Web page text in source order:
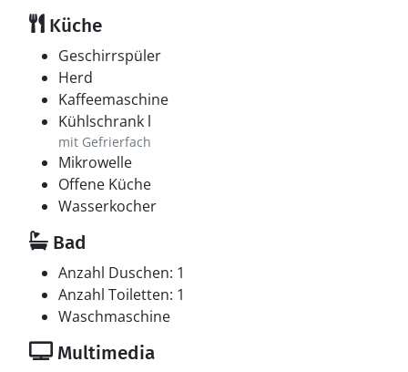
Küche
Geschirrspüler
Herd
Kaffeemaschine
Kühlschrank l
mit Gefrierfach
Mikrowelle
Offene Küche
Wasserkocher
Bad
Anzahl Duschen: 1
Anzahl Toiletten: 1
Waschmaschine
Multimedia